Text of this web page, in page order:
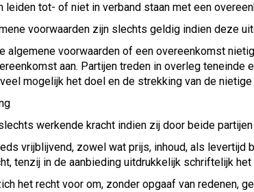
leiden tot- of niet in verband staan met een
voorwaarden zijn slechts geldig indien deze
algemene voorwaarden of een overeenkomst
aan. Partijen treden in overleg
mogelijk het doel en de strekking van de
werkende kracht indien zij door beide
vrijblijvend, zowel wat prijs, inhoud, als
tenzij in de aanbieding uitdrukkelijk schriftelijk
het recht voor om, zonder opgaaf van redenen,